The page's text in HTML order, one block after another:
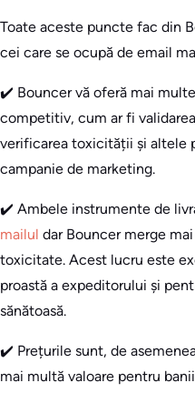
Toate aceste puncte fac din
cei care se ocupă de email
✔️ Bouncer vă oferă mai
competitiv, cum ar fi
verificarea toxicității și altele
campanie de marketing.
✔️ Ambele instrumente de
mailul dar Bouncer merge
toxicitate. Acest lucru este
proastă a expeditorului și
sănătoasă.
✔️ Prețurile sunt, de
mai multă valoare pentru